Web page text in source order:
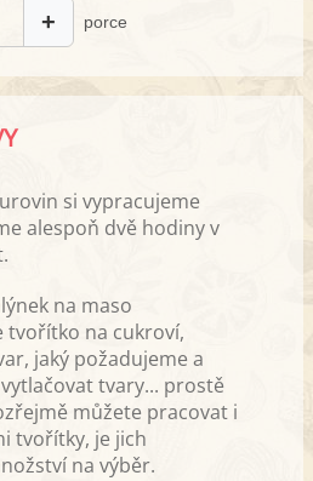
+ porce
si vypracujeme
alespoň dvě hodiny v
na maso
tvořítko na cukroví,
jaký požadujeme a
tvary... prostě
můžete pracovat i
tvořítky, je jich
na výběr.